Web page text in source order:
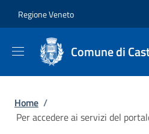
Regione Veneto
Comune di
Briciole di pane
Home /
Per accedere ai servizi del